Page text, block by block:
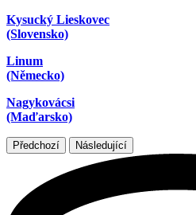
Kysucký Lieskovec
(Slovensko)
Linum
(Německo)
Nagykovácsi
(Maďarsko)
Předchozí Následující